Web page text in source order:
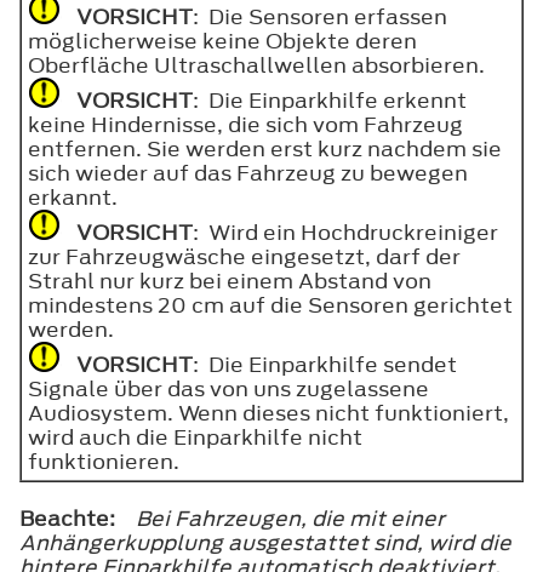
VORSICHT: Die Sensoren erfassen
möglicherweise keine Objekte deren
Oberfläche Ultraschallwellen absorbieren.
VORSICHT: Die Einparkhilfe erkennt
keine Hindernisse, die sich vom Fahrzeug
entfernen. Sie werden erst kurz nachdem sie
sich wieder auf das Fahrzeug zu bewegen
erkannt.
VORSICHT: Wird ein Hochdruckreiniger
zur Fahrzeugwäsche eingesetzt, darf der
Strahl nur kurz bei einem Abstand von
mindestens 20 cm auf die Sensoren gerichtet
werden.
VORSICHT: Die Einparkhilfe sendet
Signale über das von uns zugelassene
Audiosystem. Wenn dieses nicht funktioniert,
wird auch die Einparkhilfe nicht
funktionieren.
Beachte:
Bei Fahrzeugen, die mit einer
Anhängerkupplung ausgestattet sind, wird die